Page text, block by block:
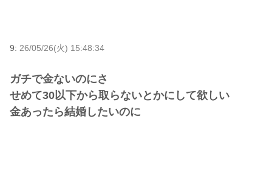
9: 26/05/26(火) 15:48:34
ガチで金ないのにさ
せめて30以下から取らないとかにして欲しい
金あったら結婚したいのに